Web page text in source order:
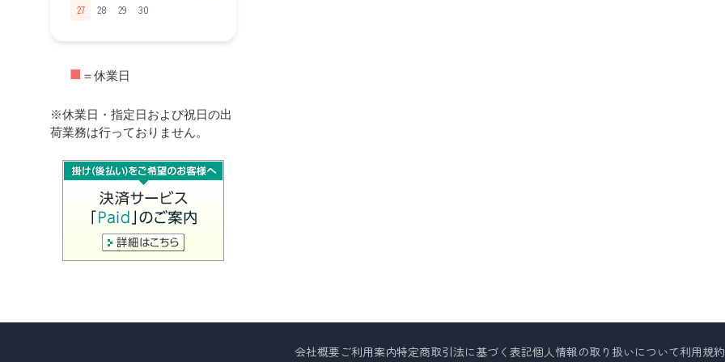
27
28 29 30
■ ＝休業日
※休業日・指定日および祝日の出
荷業務は行っておりません。
会社概要 ご利用案内特定商取引法に基づく表記個人情報の取り扱いについて利用規約